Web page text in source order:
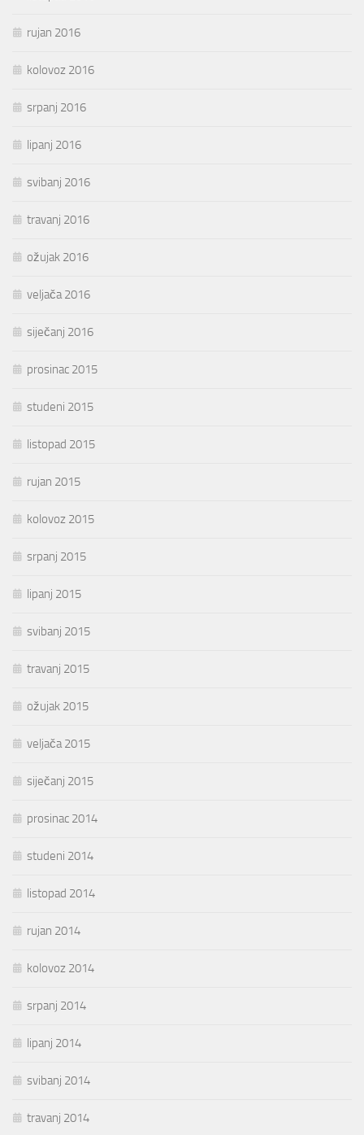
rujan 2016
kolovoz 2016
srpanj 2016
lipanj 2016
svibanj 2016
travanj 2016
ožujak 2016
veljača 2016
siječanj 2016
prosinac 2015
studeni 2015
listopad 2015
rujan 2015
kolovoz 2015
srpanj 2015
lipanj 2015
svibanj 2015
travanj 2015
ožujak 2015
veljača 2015
siječanj 2015
prosinac 2014
studeni 2014
listopad 2014
rujan 2014
kolovoz 2014
srpanj 2014
lipanj 2014
svibanj 2014
travanj 2014